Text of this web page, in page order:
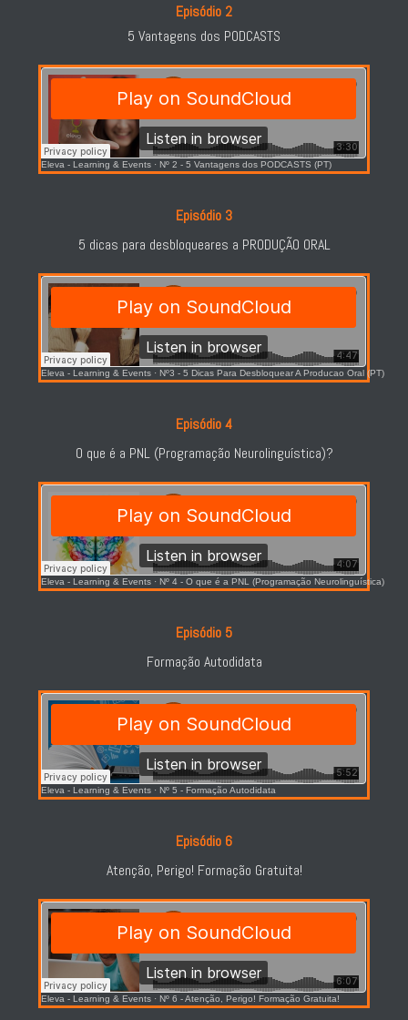
Episódio 2
5 Vantagens dos PODCASTS
Eleva - Learning & Events · Nº 2 - 5 Vantagens dos PODCASTS (PT)
Episódio 3
5 dicas para desbloqueares a PRODUÇÃO ORAL
Eleva - Learning & Events · Nº3 - 5 Dicas Para Desbloquear A Producao Oral (PT)
Episódio 4
O que é a PNL (Programação Neurolinguística)?
Eleva - Learning & Events · Nº 4 - O que é a PNL (Programação Neurolinguística)
Episódio 5
Formação Autodidata
Eleva - Learning & Events · Nº 5 - Formação Autodidata
Episódio 6
Atenção, Perigo! Formação Gratuita!
Eleva - Learning & Events · Nº 6 - Atenção, Perigo! Formação Gratuita!